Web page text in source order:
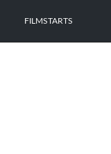
FILMSTARTS